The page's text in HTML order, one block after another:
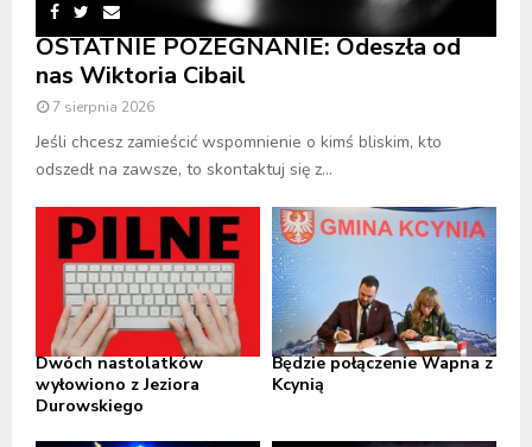
OSTATNIE POŻEGNANIE: Odeszła od
nas Wiktoria Cibail
7 sierpnia 2026
Jeśli chcesz zamieścić wspomnienie o kimś bliskim, kto
odszedł na zawsze, to skontaktuj się z...
Dwóch nastolatków
wyłowiono z Jeziora
Durowskiego
Będzie połączenie Wapna z
Kcynią